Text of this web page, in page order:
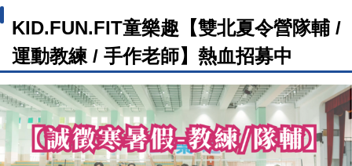
KID.FUN.FIT童樂趣【雙北夏令營隊輔 /
運動教練 / 手作老師】熱血招募中